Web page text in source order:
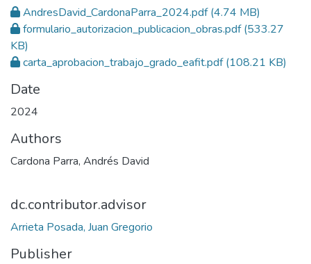
AndresDavid_CardonaParra_2024.pdf(4.74 MB)
formulario_autorizacion_publicacion_obras.pdf(533.27
KB)
carta_aprobacion_trabajo_grado_eafit.pdf(108.21 KB)
Date
2024
Authors
Cardona Parra, Andrés David
dc.contributor.advisor
Arrieta Posada, Juan Gregorio
Publisher